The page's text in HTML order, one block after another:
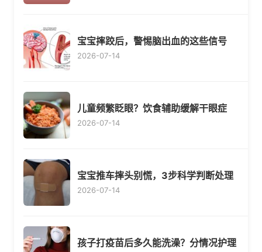
宝宝摔跤后，警惕脑出血的这些信号
2026-07-14
儿童频繁眨眼？饮食辅助缓解干眼症
2026-07-14
宝宝推车摔头别慌，3步科学判断处理
2026-07-14
孩子打疫苗后多久能洗澡？分情况护理